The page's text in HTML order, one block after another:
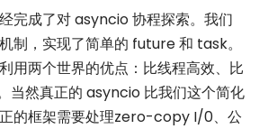
完成了对 asyncio 协程探索。我们
制，实现了简单的 future 和 task。
用两个世界的优点：比线程高效、比
当然真正的 asyncio 比我们这个简化
的框架需要处理zero-copy I/0、公